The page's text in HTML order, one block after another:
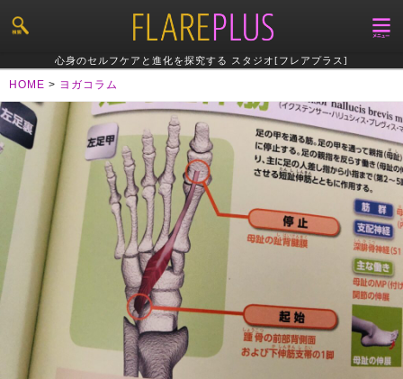
心身のセルフケアと進化を探究する スタジオ[フレアプラス]
HOME > ヨガコラム